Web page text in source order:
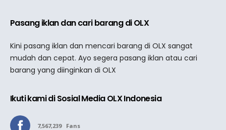
Pasang iklan dan cari barang di OLX
Kini pasang iklan dan mencari barang di OLX sangat
mudah dan cepat. Ayo segera pasang iklan atau cari
barang yang diinginkan di OLX
Ikuti kami di Sosial Media OLX Indonesia
7,567,239 Fans